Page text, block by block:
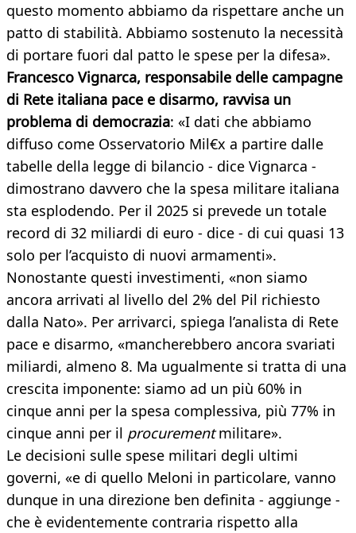
questo momento abbiamo da rispettare anche un
patto di stabilità. Abbiamo sostenuto la necessità
di portare fuori dal patto le spese per la difesa».
Francesco Vignarca, responsabile delle campagne
di Rete italiana pace e disarmo, ravvisa un
problema di democrazia: «I dati che abbiamo
diffuso come Osservatorio Mil€x a partire dalle
tabelle della legge di bilancio - dice Vignarca -
dimostrano davvero che la spesa militare italiana
sta esplodendo. Per il 2025 si prevede un totale
record di 32 miliardi di euro - dice - di cui quasi 13
solo per l’acquisto di nuovi armamenti».
Nonostante questi investimenti, «non siamo
ancora arrivati al livello del 2% del Pil richiesto
dalla Nato». Per arrivarci, spiega l’analista di Rete
pace e disarmo, «mancherebbero ancora svariati
miliardi, almeno 8. Ma ugualmente si tratta di una
crescita imponente: siamo ad un più 60% in
cinque anni per la spesa complessiva, più 77% in
cinque anni per il procurementmilitare».
Le decisioni sulle spese militari degli ultimi
governi, «e di quello Meloni in particolare, vanno
dunque in una direzione ben definita - aggiunge -
che è evidentemente contraria rispetto alla